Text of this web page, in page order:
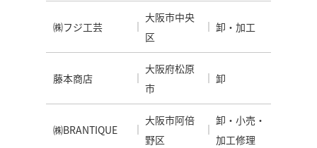
㈱フジ工芸
大阪市中央
区
卸・加工
藤本商店
大阪府松原
市
卸
㈱BRANTIQUE
大阪市阿倍
野区
卸・小売・
加工修理